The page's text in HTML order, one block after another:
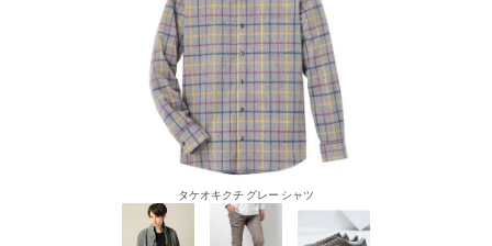
タケオキクチ グレー シャツ